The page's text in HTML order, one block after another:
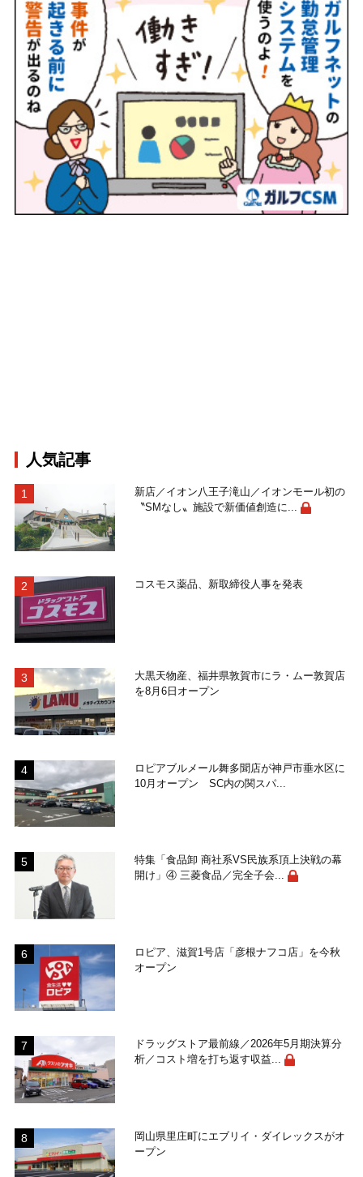
人気記事
新店／イオン八王子滝山／イオンモール初の
〝SMなし〟施設で新価値創造に...
コスモス薬品、新取締役人事を発表
大黒天物産、福井県敦賀市にラ・ムー敦賀店
を8月6日オープン
ロピアブルメール舞多聞店が神戸市垂水区に
10月オープン SC内の関スパ...
特集「食品卸 商社系VS民族系頂上決戦の幕
開け」④ 三菱食品／完全子会...
ロピア、滋賀1号店「彦根ナフコ店」を今秋
オープン
ドラッグストア最前線／2026年5月期決算分
析／コスト増を打ち返す収益...
岡山県里庄町にエブリイ・ダイレックスがオ
ープン